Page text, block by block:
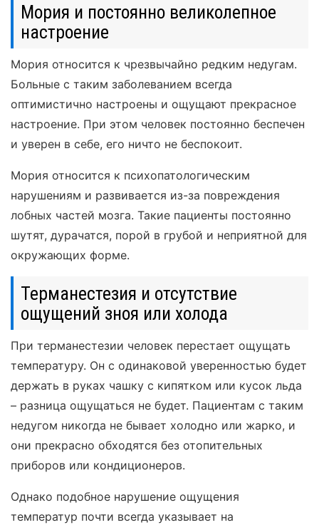
Мория и постоянно великолепное
настроение
Мория относится к чрезвычайно редким недугам.
Больные с таким заболеванием всегда
оптимистично настроены и ощущают прекрасное
настроение. При этом человек постоянно беспечен
и уверен в себе, его ничто не беспокоит.
Мория относится к психопатологическим
нарушениям и развивается из-за повреждения
лобных частей мозга. Такие пациенты постоянно
шутят, дурачатся, порой в грубой и неприятной для
окружающих форме.
Терманестезия и отсутствие
ощущений зноя или холода
При терманестезии человек перестает ощущать
температуру. Он с одинаковой уверенностью будет
держать в руках чашку с кипятком или кусок льда
– разница ощущаться не будет. Пациентам с таким
недугом никогда не бывает холодно или жарко, и
они прекрасно обходятся без отопительных
приборов или кондиционеров.
Однако подобное нарушение ощущения
температур почти всегда указывает на